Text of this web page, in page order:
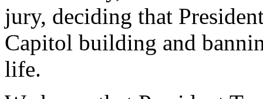
jury, deciding that
Capitol building and
life.